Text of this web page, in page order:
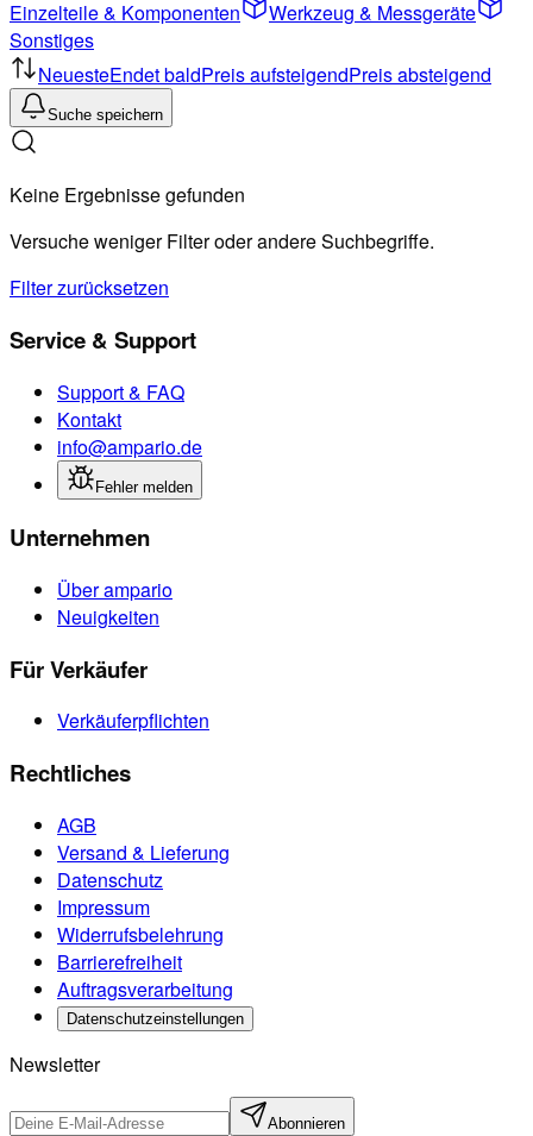
Einzelteile & Komponenten
Werkzeug & Messgeräte
Sonstiges
NeuesteEndet baldPreis aufsteigendPreis absteigend
Suche speichern
Keine Ergebnisse gefunden
Versuche weniger Filter oder andere Suchbegriffe.
Filter zurücksetzen
Service & Support
Support & FAQ
Kontakt
info@ampario.de
Fehler melden
Unternehmen
Über ampario
Neuigkeiten
Für Verkäufer
Verkäuferpflichten
Rechtliches
AGB
Versand & Lieferung
Datenschutz
Impressum
Widerrufsbelehrung
Barrierefreiheit
Auftragsverarbeitung
Datenschutzeinstellungen
Newsletter
Abonnieren